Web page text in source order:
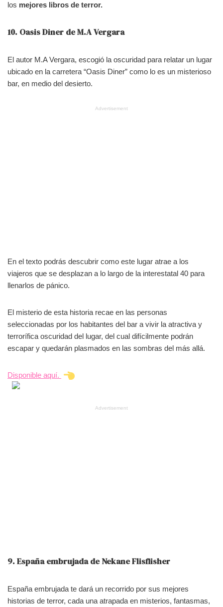
los mejores libros de terror.
10. Oasis Diner de M.A Vergara
El autor M.A Vergara, escogió la oscuridad para relatar un lugar
ubicado en la carretera “Oasis Diner” como lo es un misterioso
bar, en medio del desierto.
Advertisement
En el texto podrás descubrir como este lugar atrae a los
viajeros que se desplazan a lo largo de la interestatal 40 para
llenarlos de pánico.
El misterio de esta historia recae en las personas
seleccionadas por los habitantes del bar a vivir la atractiva y
terrorífica oscuridad del lugar, del cual difícilmente podrán
escapar y quedarán plasmados en las sombras del más allá.
Disponible aquí.
Advertisement
9. España embrujada deNekane Flisflisher
España embrujada te dará un recorrido por sus mejores
historias de terror, cada una atrapada en misterios, fantasmas,